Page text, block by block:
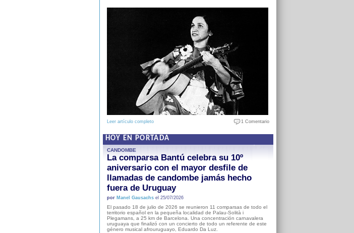
Leer artículo completo 1 Comentario
HOY EN PORTADA
CANDOMBE
La comparsa Bantú celebra su 10º
aniversario con el mayor desfile de
llamadas de candombe jamás hecho
fuera de Uruguay
por Manel Gausachsel 25/07/2026
El pasado 18 de julio de 2026 se reunieron 11 comparsas de todo el
territorio español en la pequeña localidad de Palau-Solità i
Plegamans, a 25 km de Barcelona. Una concentración carnavalera
uruguaya que finalizó con un concierto de todo un referente de este
género musical afrouruguayo, Eduardo Da Luz.